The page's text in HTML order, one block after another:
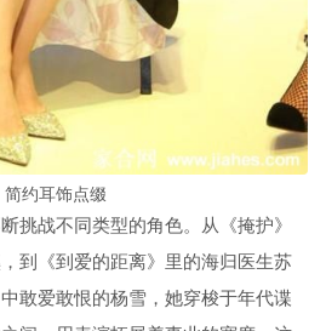
约耳饰点缀
挑战不同类型的角色。从《掩护》
到《到爱的距离》里的海归医生苏
敢爱敢恨的杨雪，她穿梭于年代谍